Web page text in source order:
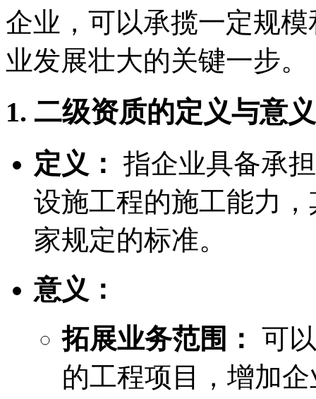
企业，可以承揽一定规
业发展壮大的关键一步。
1. 二级资质的定义与意义
定义： 指企业具备承
设施工程的施工能力
家规定的标准。
意义：
拓展业务范围： 可
的工程项目，增加